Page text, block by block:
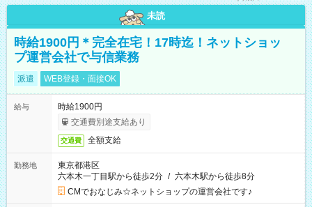
未読
時給1900円＊完全在宅！17時迄！ネットショッ
プ運営会社で与信業務
派遣 WEB登録・面接OK
給与
時給1900円
交通費別途支給あり
交通費 全額支給
勤務地
東京都港区
六本木一丁目駅から徒歩2分 / 六本木駅から徒歩8分
CMでおなじみ☆ネットショップの運営会社です♪